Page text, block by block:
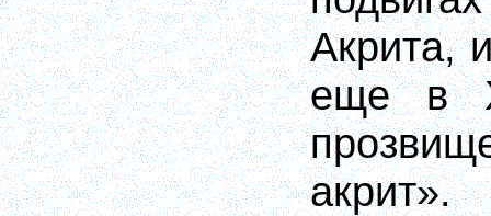
Акрита,
еще в
акрит».